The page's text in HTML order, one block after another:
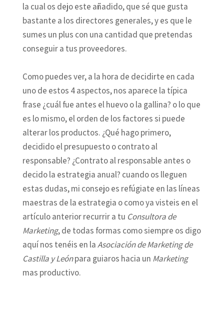
la cual os dejo este añadido, que sé que gusta
bastante a los directores generales, y es que le
sumes un plus con una cantidad que pretendas
conseguir a tus proveedores.
Como puedes ver, a la hora de decidirte en cada
uno de estos 4 aspectos, nos aparece la típica
frase ¿cuál fue antes el huevo o la gallina? o lo que
es lo mismo, el orden de los factores si puede
alterar los productos. ¿Qué hago primero,
decidido el presupuesto o contrato al
responsable? ¿Contrato al responsable antes o
decido la estrategia anual? cuando os lleguen
estas dudas, mi consejo es refúgiate en las líneas
maestras de la estrategia o como ya visteis en el
artículo anterior recurrir a tu Consultora de
Marketing, de todas formas como siempre os digo
aquí nos tenéis en laAsociación de Marketing de
Castilla y Leónpara guiaros hacia un Marketing
mas productivo.